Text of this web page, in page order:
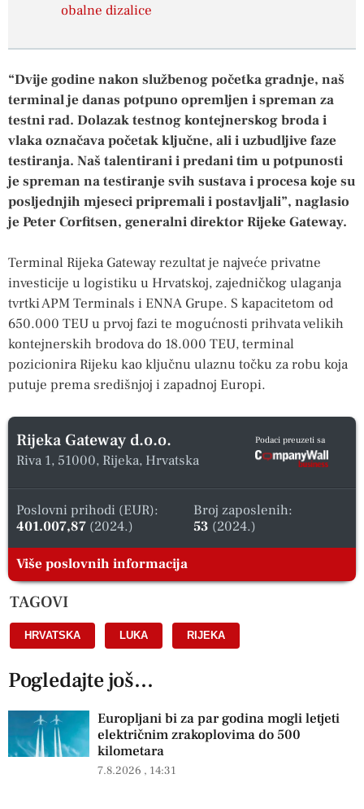
obalne dizalice
“Dvije godine nakon službenog početka gradnje, naš
terminal je danas potpuno opremljen i spreman za
testni rad. Dolazak testnog kontejnerskog broda i
vlaka označava početak ključne, ali i uzbudljive faze
testiranja. Naš talentirani i predani tim u potpunosti
je spreman na testiranje svih sustava i procesa koje su
posljednjih mjeseci pripremali i postavljali”, naglasio
je Peter Corfitsen, generalni direktor Rijeke Gateway.
Terminal Rijeka Gateway rezultat je najveće privatne
investicije u logistiku u Hrvatskoj, zajedničkog ulaganja
tvrtki APM Terminals i ENNA Grupe. S kapacitetom od
650.000 TEU u prvoj fazi te mogućnosti prihvata velikih
kontejnerskih brodova do 18.000 TEU, terminal
pozicionira Rijeku kao ključnu ulaznu točku za robu koja
putuje prema središnjoj i zapadnoj Europi.
Rijeka Gateway d.o.o.
Riva 1, 51000, Rijeka, Hrvatska
Podaci preuzeti sa
Poslovni prihodi (EUR):
401.007,87 (2024.)
Broj zaposlenih:
53 (2024.)
Više poslovnih informacija
TAGOVI
HRVATSKA LUKA RIJEKA
Pogledajte još...
Europljani bi za par godina mogli letjeti
električnim zrakoplovima do 500
kilometara
7.8.2026 14:31